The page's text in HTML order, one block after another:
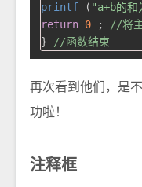
printf ( "a+b的和
return 0 ;
//将
}
//函数结束
再次看到他们，是
功啦！
注释框